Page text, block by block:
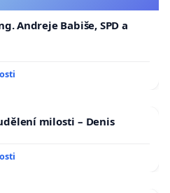
Andreje Babiše, SPD a
milosti – Denis